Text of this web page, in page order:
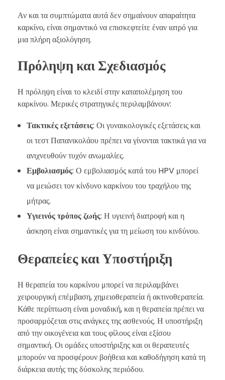
Αν και τα συμπτώματα αυτά δεν σημαίνουν απαραίτητα
καρκίνο, είναι σημαντικό να επισκεφτείτε έναν ιατρό για
μια πλήρη αξιολόγηση.
Πρόληψη και Σχεδιασμός
Η πρόληψη είναι το κλειδί στην καταπολέμηση του
καρκίνου. Μερικές στρατηγικές περιλαμβάνουν:
Τακτικές εξετάσεις: Οι γυναικολογικές εξετάσεις και
οι τεστ Παπανικολάου πρέπει να γίνονται τακτικά για να
ανιχνευθούν τυχόν ανωμαλίες.
Εμβολιασμός: Ο εμβολιασμός κατά του HPV μπορεί
να μειώσει τον κίνδυνο καρκίνου του τραχήλου της
μήτρας.
Υγιεινός τρόπος ζωής: Η υγιεινή διατροφή και η
άσκηση είναι σημαντικές για τη μείωση του κινδύνου.
Θεραπείες και Υποστήριξη
Η θεραπεία του καρκίνου μπορεί να περιλαμβάνει
χειρουργική επέμβαση, χημειοθεραπεία ή ακτινοθεραπεία.
Κάθε περίπτωση είναι μοναδική, και η θεραπεία πρέπει να
προσαρμόζεται στις ανάγκες της ασθενούς. Η υποστήριξη
από την οικογένεια και τους φίλους είναι εξίσου
σημαντική. Οι ομάδες υποστήριξης και οι θεραπευτές
μπορούν να προσφέρουν βοήθεια και καθοδήγηση κατά τη
διάρκεια αυτής της δύσκολης περιόδου.